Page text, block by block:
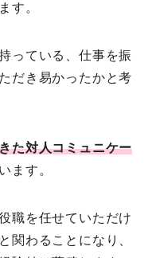
す。
っている、仕事を振
だき易かったかと考
た対人コミュニケー
ます。
職を任せていただけ
関わることになり、